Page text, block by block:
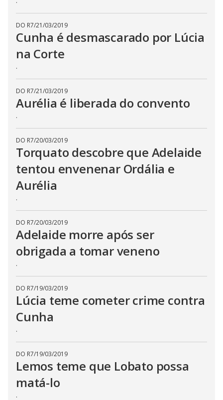
DO R7/21/03/2019
Cunha é desmascarado por Lúcia
na Corte
.
DO R7/21/03/2019
Aurélia é liberada do convento
.
DO R7/20/03/2019
Torquato descobre que Adelaide
tentou envenenar Ordália e
Aurélia
.
DO R7/20/03/2019
Adelaide morre após ser
obrigada a tomar veneno
.
DO R7/19/03/2019
Lúcia teme cometer crime contra
Cunha
.
DO R7/19/03/2019
Lemos teme que Lobato possa
matá-lo
.